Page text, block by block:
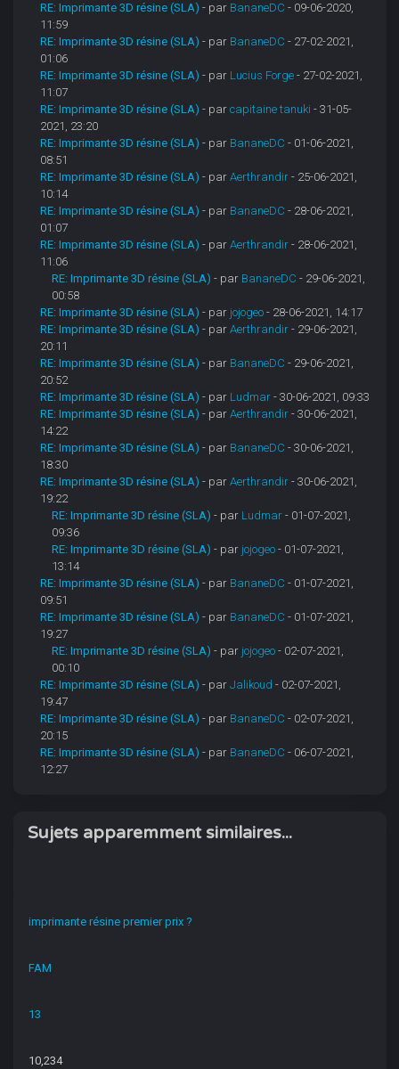
RE: Imprimante 3D résine (SLA) - par BananeDC - 09-06-2020,
11:59
RE: Imprimante 3D résine (SLA) - par BananeDC - 27-02-2021,
01:06
RE: Imprimante 3D résine (SLA) - par Lucius Forge - 27-02-2021,
11:07
RE: Imprimante 3D résine (SLA) - parcapitaine tanuki - 31-05-
2021, 23:20
RE: Imprimante 3D résine (SLA) - par BananeDC - 01-06-2021,
08:51
RE: Imprimante 3D résine (SLA) - parAerthrandir - 25-06-2021,
10:14
RE: Imprimante 3D résine (SLA) - par BananeDC - 28-06-2021,
01:07
RE: Imprimante 3D résine (SLA) - parAerthrandir - 28-06-2021,
11:06
RE: Imprimante 3D résine (SLA) - par BananeDC - 29-06-2021,
00:58
RE: Imprimante 3D résine (SLA) - par jojogeo - 28-06-2021, 14:17
RE: Imprimante 3D résine (SLA) - parAerthrandir - 29-06-2021,
20:11
RE: Imprimante 3D résine (SLA) - par BananeDC - 29-06-2021,
20:52
RE: Imprimante 3D résine (SLA) - par Ludmar - 30-06-2021, 09:33
RE: Imprimante 3D résine (SLA) - parAerthrandir - 30-06-2021,
14:22
RE: Imprimante 3D résine (SLA) - par BananeDC - 30-06-2021,
18:30
RE: Imprimante 3D résine (SLA) - parAerthrandir - 30-06-2021,
19:22
RE: Imprimante 3D résine (SLA) - par Ludmar - 01-07-2021,
09:36
RE: Imprimante 3D résine (SLA) - par jojogeo - 01-07-2021,
13:14
RE: Imprimante 3D résine (SLA) - par BananeDC - 01-07-2021,
09:51
RE: Imprimante 3D résine (SLA) - par BananeDC - 01-07-2021,
19:27
RE: Imprimante 3D résine (SLA) - par jojogeo - 02-07-2021,
00:10
RE: Imprimante 3D résine (SLA) - parJalikoud - 02-07-2021,
19:47
RE: Imprimante 3D résine (SLA) - par BananeDC - 02-07-2021,
20:15
RE: Imprimante 3D résine (SLA) - par BananeDC - 06-07-2021,
12:27
Sujets apparemment similaires...
imprimante résine premier prix ?
FAM
13
10,234